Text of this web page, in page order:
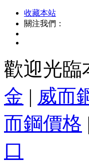
收藏本站
關注我們：
歡迎光臨
金 | 威而
而鋼價格 |
口